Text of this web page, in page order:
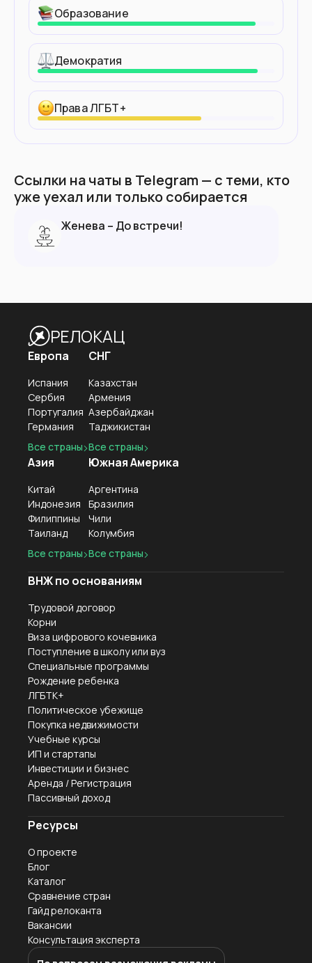
Образование
Демократия
Права ЛГБТ+
Ссылки на чаты в Telegram — с теми, кто
уже уехал или только собирается
Женева – До встречи!
РЕЛОКАЦ
Европа
Испания
Сербия
Португалия
Германия
Все страны
Азия
Китай
Индонезия
Филиппины
Таиланд
Все страны
СНГ
Казахстан
Армения
Азербайджан
Таджикистан
Все страны
Южная Америка
Аргентина
Бразилия
Чили
Колумбия
Все страны
ВНЖ по основаниям
Трудовой договор
Корни
Виза цифрового кочевника
Поступление в школу или вуз
Специальные программы
Рождение ребенка
ЛГБТК+
Политическое убежище
Покупка недвижимости
Учебные курсы
ИП и стартапы
Инвестиции и бизнес
Аренда / Регистрация
Пассивный доход
Ресурсы
О проекте
Блог
Каталог
Сравнение стран
Гайд релоканта
Вакансии
Консультация эксперта